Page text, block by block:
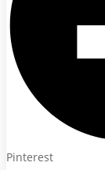
Pinterest